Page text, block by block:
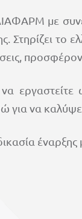
με
Στηρίζει
να καλύψει
έναρξης